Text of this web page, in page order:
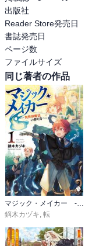
出版社
Reader Store発売日
書誌発売日
ページ数
ファイルサイズ
同じ著者の作品
マジック・メイカー ‐異世界魔法の作り方‐
鏑木カヅキ, 転